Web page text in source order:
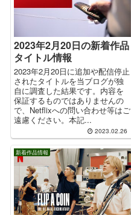
2023年2月20日の新着作品
タイトル情報
2023年2月20日に追加や配信停止
されたタイトルを当ブログが独
自に調査した結果です。内容を
保証するものではありませんの
で、Netflixへの問い合わせ等はご
遠慮ください。本記...
2023.02.26
新着作品情報